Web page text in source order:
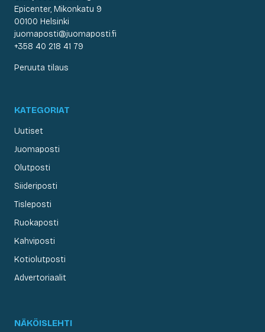
Epicenter, Mikonkatu 9
00100 Helsinki
juomaposti@juomaposti.fi
+358 40 218 41 79
Peruuta tilaus
KATEGORIAT
Uutiset
Juomaposti
Olutposti
Siideriposti
Tisleposti
Ruokaposti
Kahviposti
Kotiolutposti
Advertoriaalit
NÄKÖISLEHTI